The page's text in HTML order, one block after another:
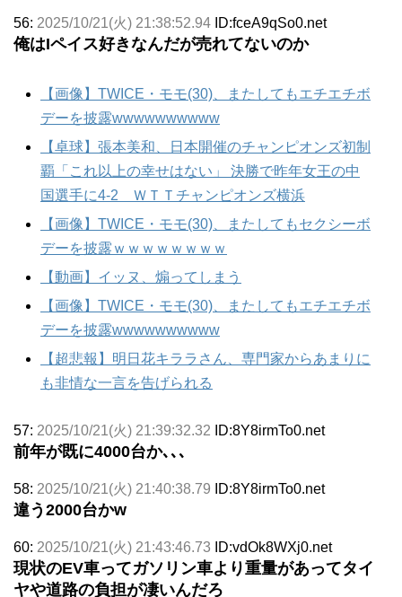
56: 2025/10/21(火) 21:38:52.94 ID:fceA9qSo0.net
俺はIペイス好きなんだが売れてないのか
【画像】TWICE・モモ(30)、またしてもエチエチボ
デーを披露wwwwwwwwww
【卓球】張本美和、日本開催のチャンピオンズ初制
覇「これ以上の幸せはない」 決勝で昨年女王の中
国選手に4-2 ＷＴＴチャンピオンズ横浜
【画像】TWICE・モモ(30)、またしてもセクシーボ
デーを披露ｗｗｗｗｗｗｗｗ
【動画】イッヌ、煽ってしまう
【画像】TWICE・モモ(30)、またしてもエチエチボ
デーを披露wwwwwwwwww
【超悲報】明日花キララさん、専門家からあまりに
も非情な一言を告げられる
57: 2025/10/21(火) 21:39:32.32 ID:8Y8irmTo0.net
前年が既に4000台か､､､
58: 2025/10/21(火) 21:40:38.79 ID:8Y8irmTo0.net
違う2000台かw
60: 2025/10/21(火) 21:43:46.73 ID:vdOk8WXj0.net
現状のEV車ってガソリン車より重量があってタイ
ヤや道路の負担が凄いんだろ